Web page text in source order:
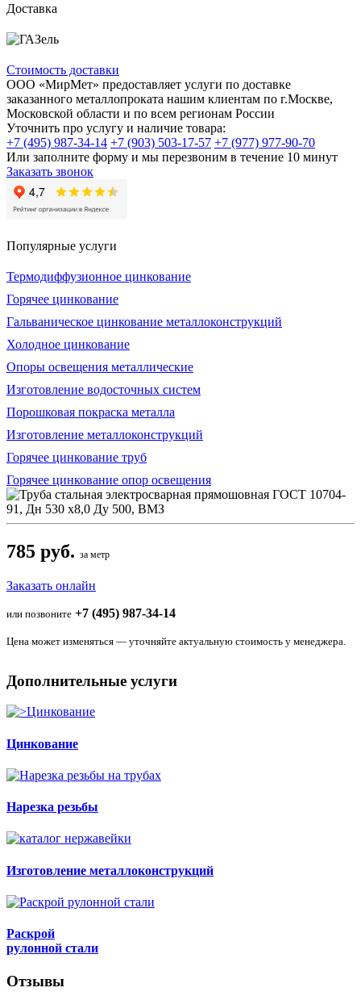
Доставка
Стоимость доставки
ООО «МирМет» предоставляет услуги по доставке
заказанного металлопроката нашим клиентам по г.Москве,
Московской области и по всем регионам России
Уточнить про услугу и наличие товара:
+7 (495) 987-34-14 +7 (903) 503-17-57 +7 (977) 977-90-70
Или заполните форму и мы перезвоним в течение 10 минут
Заказать звонок
Популярные услуги
Термодиффузионное цинкование
Горячее цинкование
Гальваническое цинкование металлоконструкций
Холодное цинкование
Опоры освещения металлические
Изготовление водосточных систем
Порошковая покраска металла
Изготовление металлоконструкций
Горячее цинкование труб
Горячее цинкование опор освещения
785 руб. за метр
Заказать онлайн
или позвоните +7 (495) 987-34-14
Цена может изменяться — уточняйте актуальную стоимость у менеджера.
Дополнительные услуги
Цинкование
Нарезка резьбы
Изготовление металлоконструкций
Раскрой
рулонной стали
Отзывы